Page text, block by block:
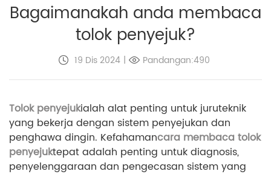
Bagaimanakah anda membaca
tolok penyejuk?
19 Dis 2024 | Pandangan:490
Tolok penyejukialah alat penting untuk juruteknik
yang bekerja dengan sistem penyejukan dan
penghawa dingin. Kefahamancara membaca tolok
penyejuktepat adalah penting untuk diagnosis,
penyelenggaraan dan pengecasan sistem yang